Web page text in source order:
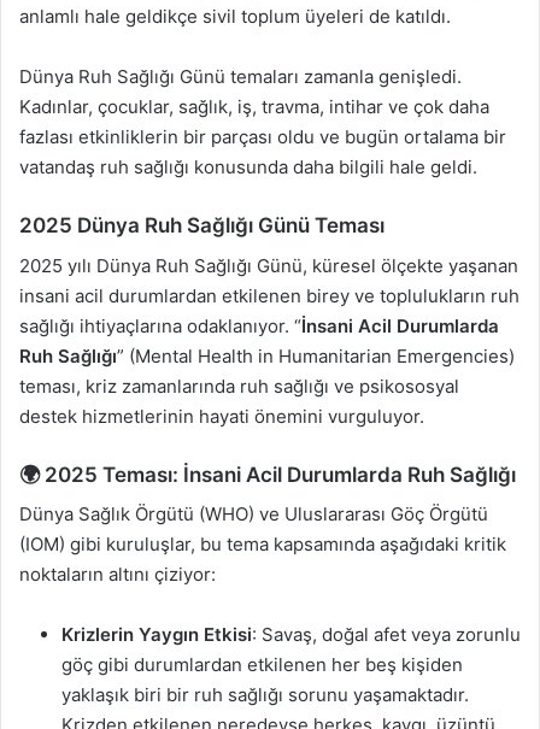
anlamlı hale geldikçe sivil toplum üyeleri de katıldı.
Dünya Ruh Sağlığı Günü temaları zamanla genişledi.
Kadınlar, çocuklar, sağlık, iş, travma, intihar ve çok daha
fazlası etkinliklerin bir parçası oldu ve bugün ortalama bir
vatandaş ruh sağlığı konusunda daha bilgili hale geldi.
2025 Dünya Ruh Sağlığı Günü Teması
2025 yılı Dünya Ruh Sağlığı Günü, küresel ölçekte yaşanan
insani acil durumlardan etkilenen birey ve toplulukların ruh
sağlığı ihtiyaçlarına odaklanıyor. “İnsani Acil Durumlarda
Ruh Sağlığı” (Mental Health in Humanitarian Emergencies)
teması, kriz zamanlarında ruh sağlığı ve psikososyal
destek hizmetlerinin hayati önemini vurguluyor.
🌍 2025 Teması: İnsani Acil Durumlarda Ruh Sağlığı
Dünya Sağlık Örgütü (WHO) ve Uluslararası Göç Örgütü
(IOM) gibi kuruluşlar, bu tema kapsamında aşağıdaki kritik
noktaların altını çiziyor:
Krizlerin Yaygın Etkisi: Savaş, doğal afet veya zorunlu
göç gibi durumlardan etkilenen her beş kişiden
yaklaşık biri bir ruh sağlığı sorunu yaşamaktadır.